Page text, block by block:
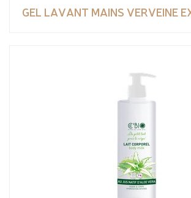
GEL LAVANT MAINS VERVEINE